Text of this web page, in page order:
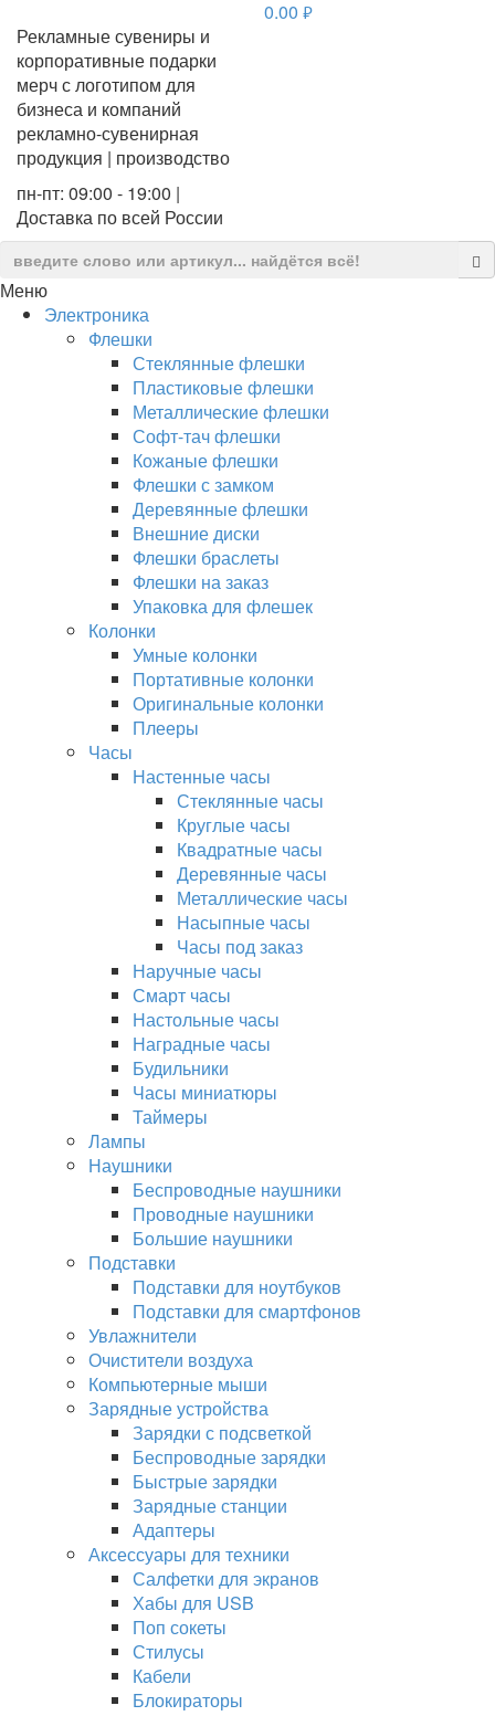
Рекламные сувениры и
корпоративные подарки
мерч с логотипом для
бизнеса и компаний
рекламно-сувенирная
продукция | производство
пн-пт: 09:00 - 19:00 |
Доставка по всей России
0.00 руб.
Меню
Электроника
Флешки
Стеклянные флешки
Пластиковые флешки
Металлические флешки
Софт-тач флешки
Кожаные флешки
Флешки с замком
Деревянные флешки
Внешние диски
Флешки браслеты
Флешки на заказ
Упаковка для флешек
Колонки
Умные колонки
Портативные колонки
Оригинальные колонки
Плееры
Часы
Настенные часы
Стеклянные часы
Круглые часы
Квадратные часы
Деревянные часы
Металлические часы
Насыпные часы
Часы под заказ
Наручные часы
Смарт часы
Настольные часы
Наградные часы
Будильники
Часы миниатюры
Таймеры
Лампы
Наушники
Беспроводные наушники
Проводные наушники
Большие наушники
Подставки
Подставки для ноутбуков
Подставки для смартфонов
Увлажнители
Очистители воздуха
Компьютерные мыши
Зарядные устройства
Зарядки с подсветкой
Беспроводные зарядки
Быстрые зарядки
Зарядные станции
Адаптеры
Аксессуары для техники
Салфетки для экранов
Хабы для USB
Поп сокеты
Стилусы
Кабели
Блокираторы